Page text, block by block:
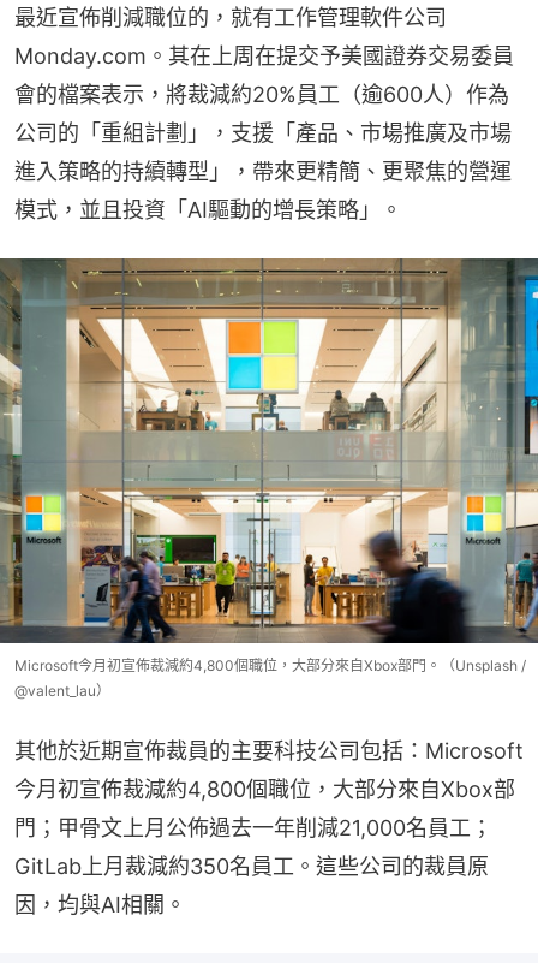
最近宣佈削減職位的，就有工作管理軟件公司
Monday.com。其在上周在提交予美國證券交易委員
會的檔案表示，將裁減約20%員工（逾600人）作為
公司的「重組計劃」，支援「產品、市場推廣及市場
進入策略的持續轉型」，帶來更精簡、更聚焦的營運
模式，並且投資「AI驅動的增長策略」。
Microsoft今月初宣佈裁減約4,800個職位，大部分來自Xbox部門。（Unsplash /
@valent_lau）
其他於近期宣佈裁員的主要科技公司包括：Microsoft
今月初宣佈裁減約4,800個職位，大部分來自Xbox部
門；甲骨文上月公佈過去一年削減21,000名員工；
GitLab上月裁減約350名員工。這些公司的裁員原
因，均與AI相關。